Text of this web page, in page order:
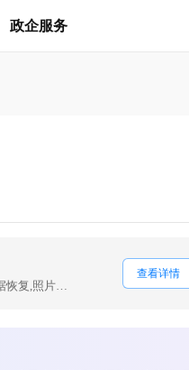
政企服务
数据恢复,U盘数据恢复,硬盘数据恢复,电脑数据恢复,文件数据恢复,内存卡数据恢复,相机卡CF卡数据恢复,照片恢复,sd卡数据恢复
查看详情